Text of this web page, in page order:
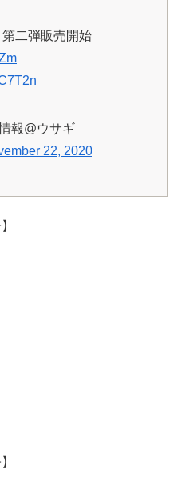
第二弾販売開始
報@ウサギ
22, 2020